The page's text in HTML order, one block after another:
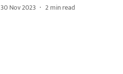
30 Nov 2023 2min read